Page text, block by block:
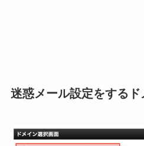
迷惑メール設定をする